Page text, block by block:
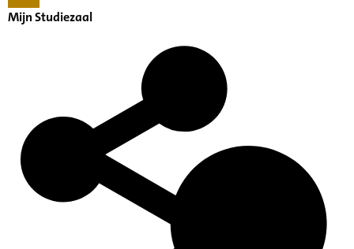
Mijn Studiezaal